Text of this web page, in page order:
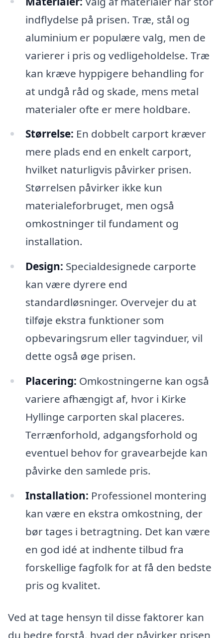
indflydelse på prisen. Træ, stål og
aluminium er populære valg, men de
varierer i pris og vedligeholdelse. Træ
kan kræve hyppigere behandling for
at undgå råd og skade, mens metal
materialer ofte er mere holdbare.
Størrelse: En dobbelt carport kræver
mere plads end en enkelt carport,
hvilket naturligvis påvirker prisen.
Størrelsen påvirker ikke kun
materialeforbruget, men også
omkostninger til fundament og
installation.
Design: Specialdesignede carporte
kan være dyrere end
standardløsninger. Overvejer du at
tilføje ekstra funktioner som
opbevaringsrum eller tagvinduer, vil
dette også øge prisen.
Placering: Omkostningerne kan også
variere afhængigt af, hvor i Kirke
Hyllinge carporten skal placeres.
Terrænforhold, adgangsforhold og
eventuel behov for gravearbejde kan
påvirke den samlede pris.
Installation: Professionel montering
kan være en ekstra omkostning, der
bør tages i betragtning. Det kan være
en god idé at indhente tilbud fra
forskellige fagfolk for at få den bedste
pris og kvalitet.
Ved at tage hensyn til disse faktorer kan
du bedre forstå, hvad der påvirker prisen